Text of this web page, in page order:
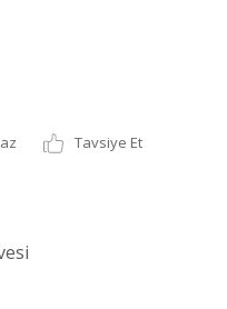
Tavsiye Et